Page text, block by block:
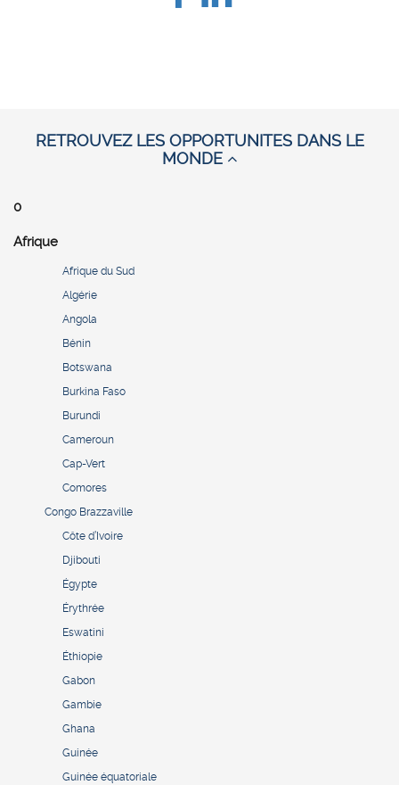
RETROUVEZ LES OPPORTUNITES DANS LE
MONDE
0
Afrique
Afrique du Sud
Algérie
Angola
Bénin
Botswana
Burkina Faso
Burundi
Cameroun
Cap-Vert
Comores
Congo Brazzaville
Côte d’Ivoire
Djibouti
Égypte
Érythrée
Eswatini
Éthiopie
Gabon
Gambie
Ghana
Guinée
Guinée équatoriale